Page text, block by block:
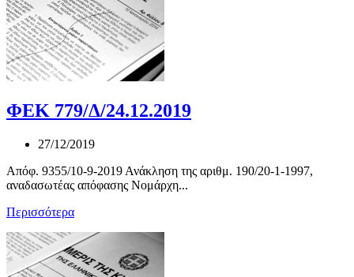
ΦΕΚ 779/Δ/24.12.2019
27/12/2019
Απόφ. 9355/10-9-2019 Ανάκληση της αριθμ. 190/20-1-1997,
αναδασωτέας απόφασης Νομάρχη...
Περισσότερα